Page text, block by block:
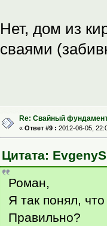
Нет, дом из
сваями
Re: Свайный
« Ответ #9 : 2012-06-05,
Цитата:
Роман,
Я так понял,
Правильно?